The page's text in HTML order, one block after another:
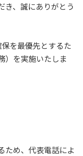
き、誠にありがとう
を最優先とするた
）を実施いたしま
ため、代表電話によ